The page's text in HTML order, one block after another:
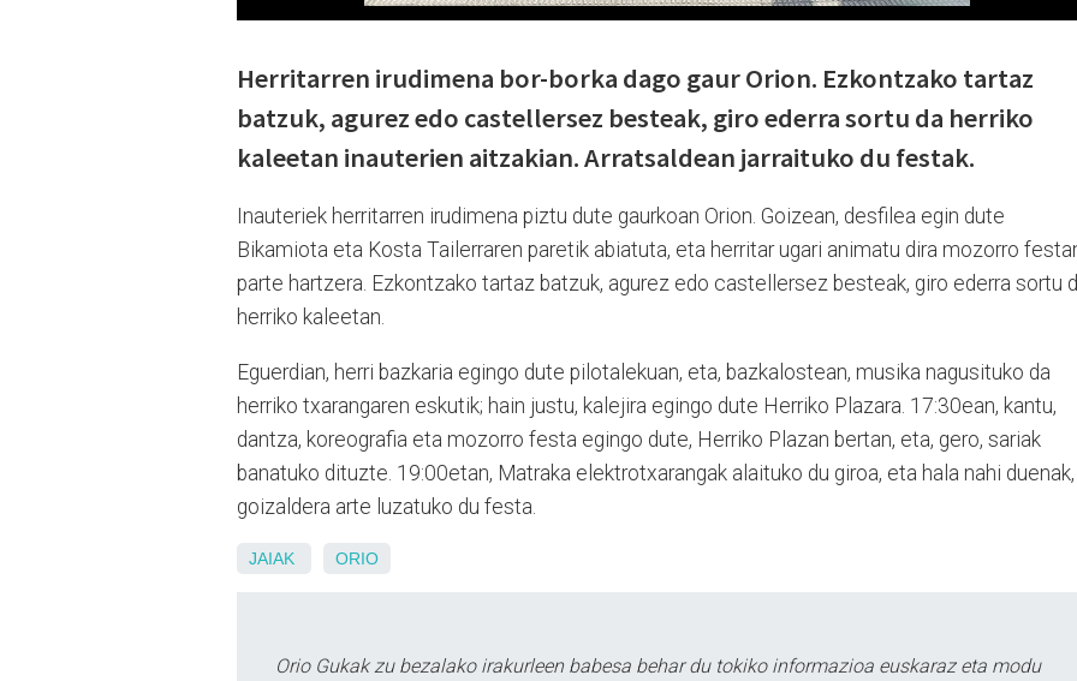
Herritarren irudimena bor-borka dago gaur Orion. Ezkontzako tartaz
batzuk, agurez edo castellersez besteak, giro ederra sortu da herriko
kaleetan inauterien aitzakian. Arratsaldean jarraituko du festak.
Inauteriek herritarren irudimena piztu dute gaurkoan Orion. Goizean, desfilea egin dute
Bikamiota eta Kosta Tailerraren paretik abiatuta, eta herritar ugari animatu dira mozorro
parte hartzera. Ezkontzako tartaz batzuk, agurez edo castellersez besteak, giro ederra sortu
herriko kaleetan.
Eguerdian, herri bazkaria egingo dute pilotalekuan, eta, bazkalostean, musika nagusituko da
herriko txarangaren eskutik; hain justu, kalejira egingo dute Herriko Plazara. 17:30ean, kantu,
dantza, koreografia eta mozorro festa egingo dute, Herriko Plazan bertan, eta, gero, sariak
banatuko dituzte. 19:00etan, Matraka elektrotxarangak alaituko du giroa, eta hala nahi duenak,
goizaldera arte luzatuko du festa.
JAIAK ORIO
Orio Gukak zu bezalako irakurleen babesa behar du tokiko informazioa euskaraz eta modu